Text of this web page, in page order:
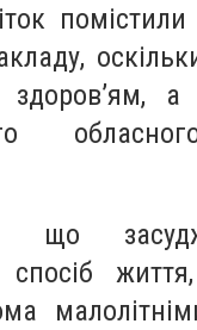
здоров’ям,
що
спосіб